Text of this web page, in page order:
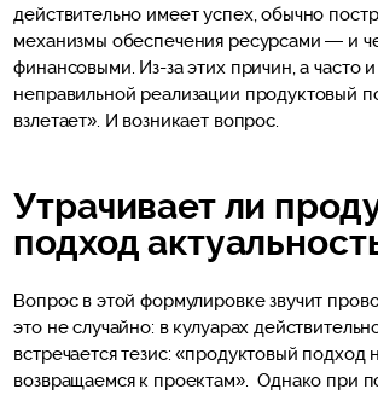
действительно имеет успех, обычно
механизмы обеспечения ресурсами — и
финансовыми. Из-за этих причин, а часто и
неправильной реализации продуктовый
взлетает». И возникает вопрос.
Утрачивает ли
подход
Вопрос в этой формулировке звучит
это не случайно: в кулуарах
встречается тезис: «продуктовый подход
возвращаемся к проектам». Однако при